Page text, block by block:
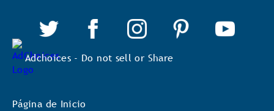
Adchoices - Do not sell or Share
Página de Inicio